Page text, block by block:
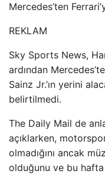
Mercedes’ten
REKLAM
Sky Sports News,
ardından
Sainz Jr.’ın yerini
belirtilmedi.
The Daily Mail de
açıklarken,
olmadığını ancak
olduğunu ve bu